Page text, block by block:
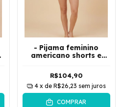
- Pijama feminino
americano shorts e
laço | rosa
R$104,90
4 x de R$26,23 sem juros
COMPRAR